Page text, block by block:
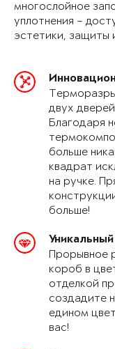
многослойное
уплотнения –
эстетики, защиты
двух
Благодаря
больше
квадрат
на ручке.
больше!
Прорывное
короб в
отделкой
создадите
едином
вас!